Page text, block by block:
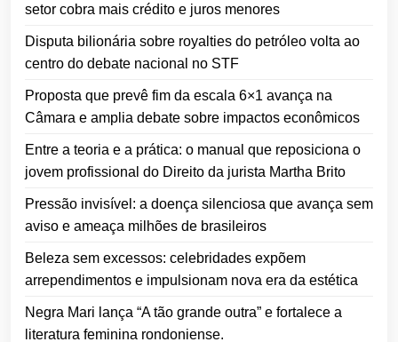
setor cobra mais crédito e juros menores
Disputa bilionária sobre royalties do petróleo volta ao
centro do debate nacional no STF
Proposta que prevê fim da escala 6×1 avança na
Câmara e amplia debate sobre impactos econômicos
Entre a teoria e a prática: o manual que reposiciona o
jovem profissional do Direito da jurista Martha Brito
Pressão invisível: a doença silenciosa que avança sem
aviso e ameaça milhões de brasileiros
Beleza sem excessos: celebridades expõem
arrependimentos e impulsionam nova era da estética
Negra Mari lança “A tão grande outra” e fortalece a
literatura feminina rondoniense.